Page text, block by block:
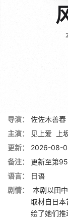
导演： 佐佐木善春
主演：
见上爱 上
更新：
2026-08-
备注：
更新至第
语言：
日语
剧情：
本剧以田
取材自日
绘了她们推